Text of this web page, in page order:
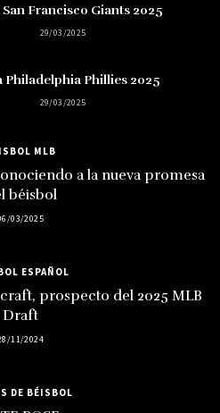
San Francisco Giants 2025
29/03/2025
Philadelphia Phillies 2025
29/03/2025
MLB
a la nueva promesa
béisbol
03/2025
ESPAÑOL
prospecto del 2025 MLB
Draft
11/2024
DE BÉISBOL